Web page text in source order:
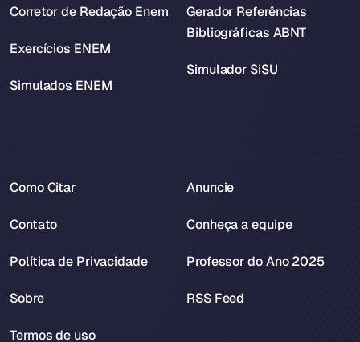
Corretor de Redação Enem
Exercícios ENEM
Simulados ENEM
Gerador Referências
Bibliográficas ABNT
Simulador SiSU
Como Citar
Contato
Política de Privacidade
Sobre
Termos de uso
Anuncie
Conheça a equipe
Professor do Ano 2025
RSS Feed